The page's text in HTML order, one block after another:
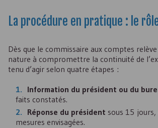
La procédure en pratique : le
Dès que le commissaire aux comptes
nature à compromettre la continuité de
tenu d’agir selon quatre étapes :
Information du président ou du
faits constatés.
Réponse du président sous 15
mesures envisagées.